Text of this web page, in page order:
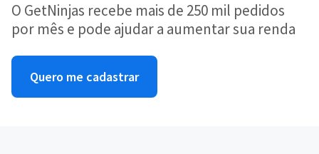
O GetNinjas recebe mais de 250 mil pedidos
por mês e pode ajudar a aumentar sua renda
Quero me cadastrar